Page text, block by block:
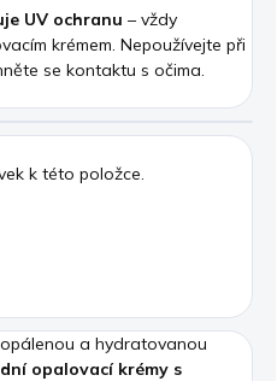
UV ochranu – vždy
krémem. Nepoužívejte při
se kontaktu s očima.
k této položce.
a hydratovanou
opalovací krémy s